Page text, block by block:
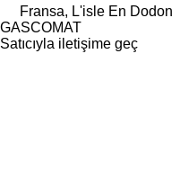
Fransa, L'isle En Dodon
GASCOMAT
Satıcıyla iletişime geç